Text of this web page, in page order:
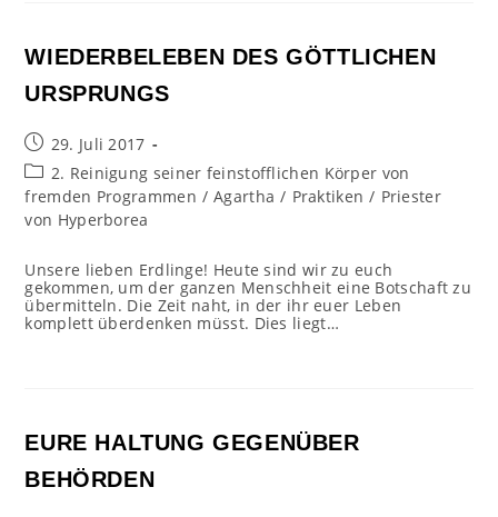
WIEDERBELEBEN DES GÖTTLICHEN
URSPRUNGS
Beitrag
veröffentlicht:
29. Juli 2017
Beitrags-
Kategorie:
2. Reinigung seiner feinstofflichen Körper von
fremden Programmen / Agartha / Praktiken / Priester
von Hyperborea
Unsere lieben Erdlinge! Heute sind wir zu euch
gekommen, um der ganzen Menschheit eine Botschaft zu
übermitteln. Die Zeit naht, in der ihr euer Leben
komplett überdenken müsst. Dies liegt…
EURE HALTUNG GEGENÜBER
BEHÖRDEN